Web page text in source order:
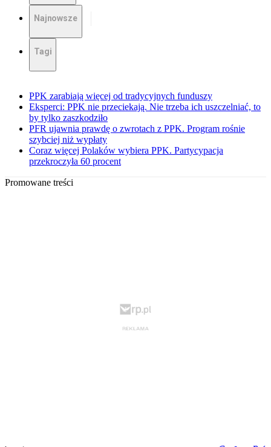
Najnowsze
Tagi
PPK zarabiają więcej od tradycyjnych funduszy
Eksperci: PPK nie przeciekają. Nie trzeba ich uszczelniać, to
by tylko zaszkodziło
PFR ujawnia prawdę o zwrotach z PPK. Program rośnie
szybciej niż wypłaty
Coraz więcej Polaków wybiera PPK. Partycypacja
przekroczyła 60 procent
Promowane treści